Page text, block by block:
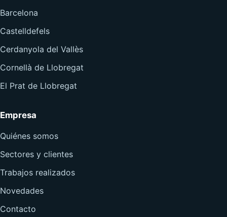
Barcelona
Castelldefels
Cerdanyola del Vallès
Cornellà de Llobregat
El Prat de Llobregat
Empresa
Quiénes somos
Sectores y clientes
Trabajos realizados
Novedades
Contacto